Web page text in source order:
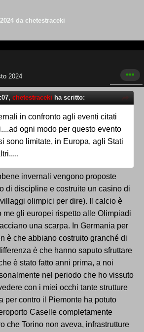
da chetestraceki
2024
chetestraceki ha scritto:
in confronto agli eventi citati
ogni modo per questo evento
sono limitate, in Europa, agli Stati
invernali vengono proposte
di discipline e costruite un casino di
olimpici per dire). Il calcio è
me gli europei rispetto alle Olimpiadi
una scarpa. In Germania per
è che abbiano costruito granché di
è che hanno saputo sfruttare
è stato fatto anni prima, a noi
nel periodo che ho vissuto
con i miei occhi tante strutture
per contro il Piemonte ha potuto
Caselle completamente
che Torino non aveva, infrastrutture